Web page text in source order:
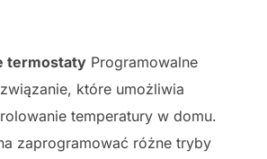
termostaty Programowalne
które umożliwia
temperatury w domu.
zaprogramować różne tryby